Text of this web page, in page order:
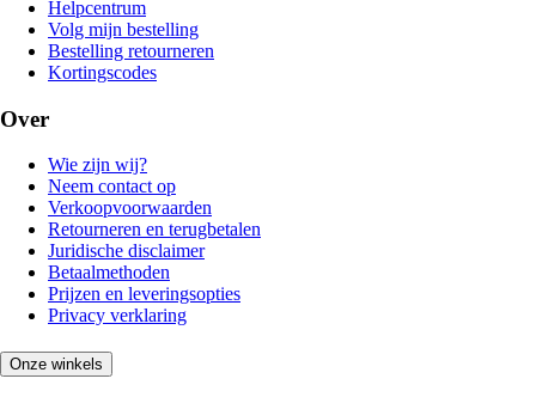
Helpcentrum
Volg mijn bestelling
Bestelling retourneren
Kortingscodes
Over
Wie zijn wij?
Neem contact op
Verkoopvoorwaarden
Retourneren en terugbetalen
Juridische disclaimer
Betaalmethoden
Prijzen en leveringsopties
Privacy verklaring
Onze winkels